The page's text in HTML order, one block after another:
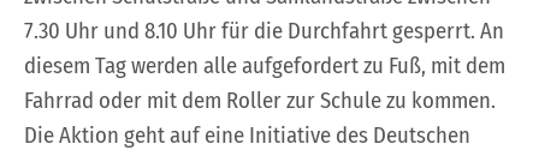
7.30 Uhr und 8.10 Uhr für die Durchfahrt gesperrt. An
diesem Tag werden alle aufgefordert zu Fuß, mit dem
Fahrrad oder mit dem Roller zur Schule zu kommen.
Die Aktion geht auf eine Initiative des Deutschen